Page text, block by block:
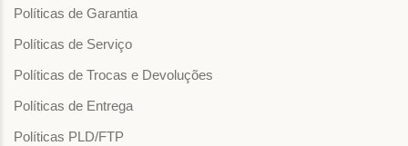
Políticas de Garantia
Políticas de Serviço
Políticas de Trocas e Devoluções
Políticas de Entrega
Políticas PLD/FTP